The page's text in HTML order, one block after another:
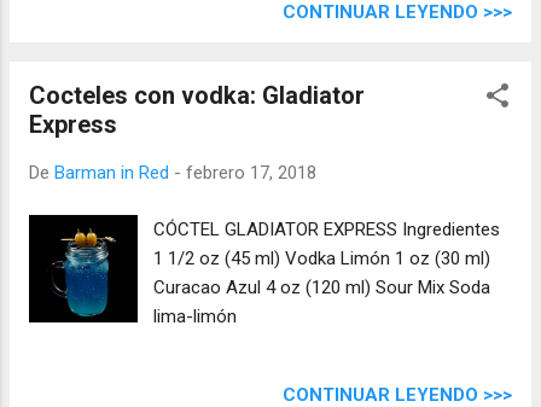
CONTINUAR LEYENDO >>>
Cocteles con vodka: Gladiator
Express
De Barman in Red - febrero 17, 2018
CÓCTEL GLADIATOR EXPRESS Ingredientes
1 1/2 oz (45 ml) Vodka Limón 1 oz (30 ml)
Curacao Azul 4 oz (120 ml) Sour Mix Soda
lima-limón
CONTINUAR LEYENDO >>>